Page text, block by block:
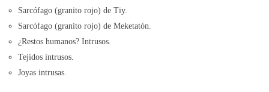
Sarcófago (granito rojo) de Tiy.
Sarcófago (granito rojo) de Meketatón.
¿Restos humanos? Intrusos.
Tejidos intrusos.
Joyas intrusas.